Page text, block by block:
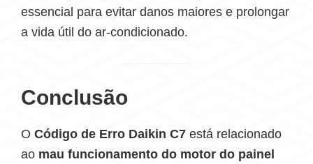
essencial para evitar danos maiores e prolongar
a vida útil do ar-condicionado.
Conclusão
O Código de Erro Daikin C7 está relacionado
ao mau funcionamento do motor do painel